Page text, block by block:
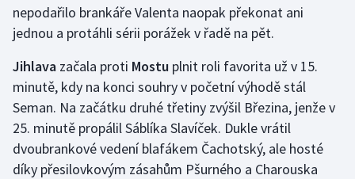
Futsal
Gymnastika
Házená
Jezdectví
nepodařilo brankáře Valenta naopak překonat ani
jednou a protáhli sérii porážek v řadě na pět.
Jihlava začala proti Mostu plnit roli favorita už v 15.
minutě, kdy na konci souhry v početní výhodě stál
Seman. Na začátku druhé třetiny zvýšil Březina, jenže v
25. minutě propálil Sáblíka Slavíček. Dukle vrátil
dvoubrankové vedení blafákem Čachotský, ale hosté
díky přesilovkovým zásahům Pšurného a Charouska